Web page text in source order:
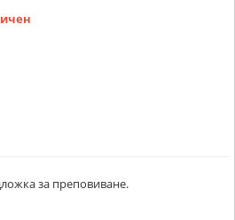
за преповиване.